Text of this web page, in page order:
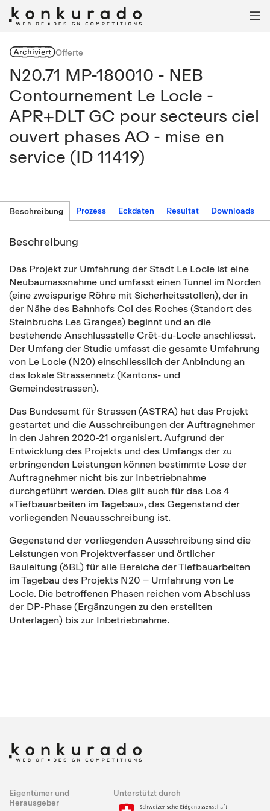

ArchiviertOfferte
N20.71 MP-180010 - NEB
Contournement Le Locle -
APR+DLT GC pour secteurs ciel
ouvert phases AO - mise en
service (ID 11419)
Beschreibung Prozess Eckdaten Resultat Downloads
Beschreibung
Das Projekt zur Umfahrung der Stadt Le Locle ist eine
Neubaumassnahme und umfasst einen Tunnel im Norden
(eine zweispurige Röhre mit Sicherheitsstollen), der in
der Nähe des Bahnhofs Col des Roches (Standort des
Steinbruchs Les Granges) beginnt und an die
bestehende Anschlussstelle Crêt-du-Locle anschliesst.
Der Umfang der Studie umfasst die gesamte Umfahrung
von Le Locle (N20) einschliesslich der Anbindung an
das lokale Strassennetz (Kantons- und
Gemeindestrassen).
Das Bundesamt für Strassen (ASTRA) hat das Projekt
gestartet und die Ausschreibungen der Auftragnehmer
in den Jahren 2020-21 organisiert. Aufgrund der
Entwicklung des Projekts und des Umfangs der zu
erbringenden Leistungen können bestimmte Lose der
Auftragnehmer nicht bis zur Inbetriebnahme
durchgeführt werden. Dies gilt auch für das Los 4
«Tiefbauarbeiten im Tagebau», das Gegenstand der
vorliegenden Neuausschreibung ist.
Gegenstand der vorliegenden Ausschreibung sind die
Leistungen von Projektverfasser und örtlicher
Bauleitung (öBL) für alle Bereiche der Tiefbauarbeiten
im Tagebau des Projekts N20 – Umfahrung von Le
Locle. Die betroffenen Phasen reichen vom Abschluss
der DP-Phase (Ergänzungen zu den erstellten
Unterlagen) bis zur Inbetriebnahme.
Eigentümer und
Herausgeber
Unterstützt durch